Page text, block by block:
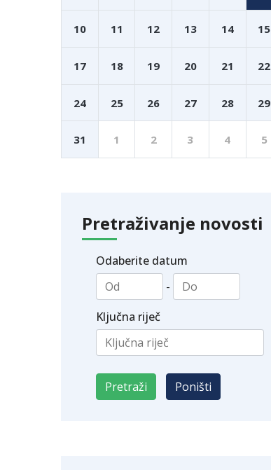
10 11 12 13 14 15
17 18 19 20 21 22
24 25 26 27 28 29
31 1 2 3 4 5
Pretraživanje novosti
Odaberite datum
-
Ključna riječ